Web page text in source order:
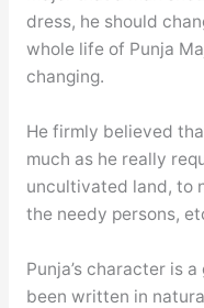
dress, he should
whole life of Punja
changing.
He firmly believed
much as he really
uncultivated land, to
the needy persons,
Punja’s character is
been written in